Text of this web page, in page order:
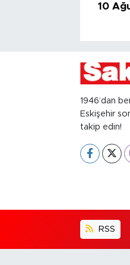
10
1946’dan
Eskişehir
takip edin!
RSS